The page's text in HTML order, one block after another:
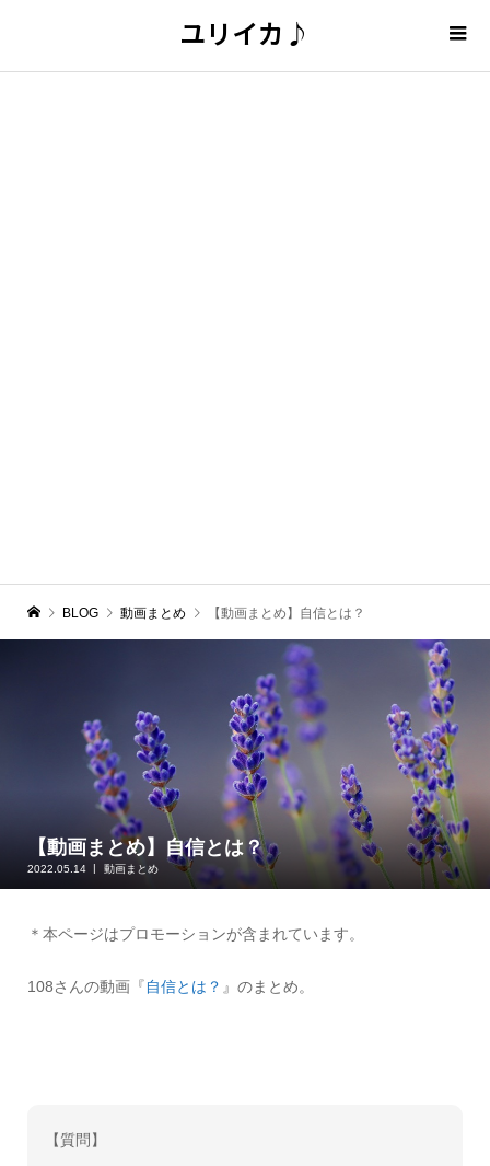
ユリイカ♪
BLOG 動画まとめ 【動画まとめ】自信とは？
【動画まとめ】自信とは？
2022.05.14 動画まとめ
＊本ページはプロモーションが含まれています。
108さんの動画『自信とは？ 』のまとめ。
【質問】